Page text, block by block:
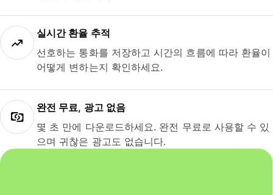
실시간 환율 추적
선호하는 통화를 저장하고 시간의 흐름에 따라 환율이
어떻게 변하는지 확인하세요.
완전 무료, 광고 없음
몇 초 만에 다운로드하세요. 완전 무료로 사용할 수 있
으며 귀찮은 광고도 없습니다.